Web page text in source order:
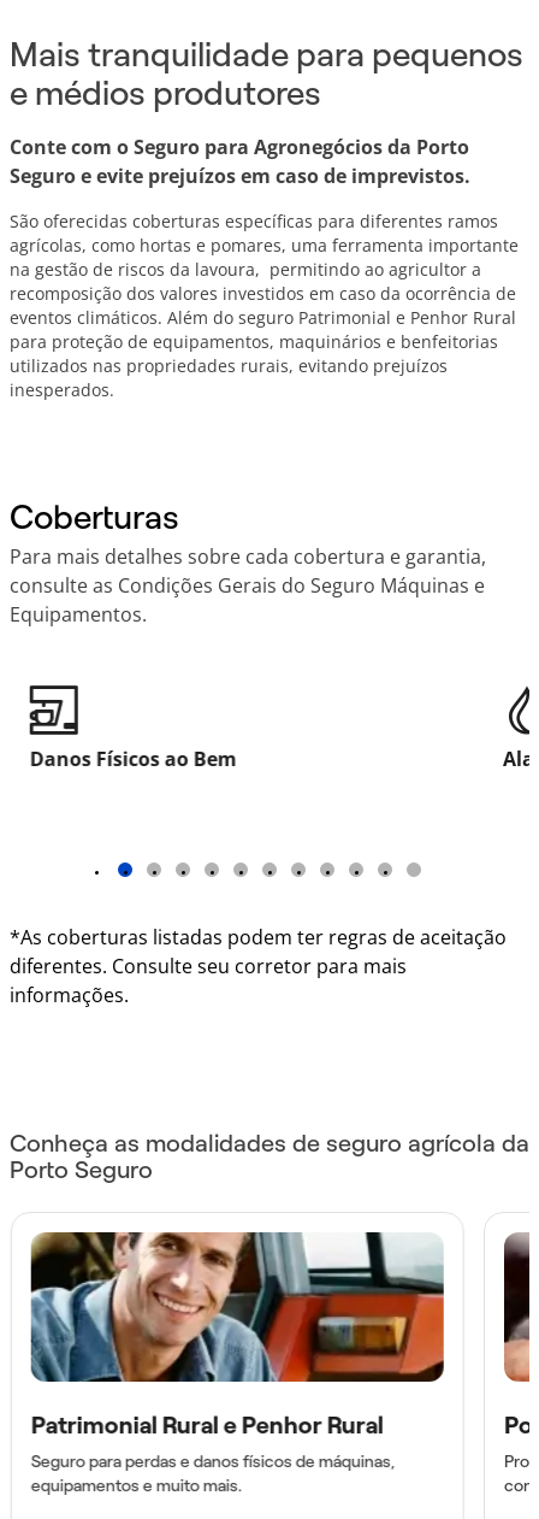
Mais tranquilidade para pequenos
e médios produtores
Conte com o Seguro para Agronegócios da Porto
Seguro e evite prejuízos em caso de imprevistos.
São oferecidas coberturas específicas para diferentes ramos
agrícolas, como hortas e pomares, uma ferramenta importante
na gestão de riscos da lavoura, permitindo ao agricultor a
recomposição dos valores investidos em caso da ocorrência de
eventos climáticos. Além do seguro Patrimonial e Penhor Rural
para proteção de equipamentos, maquinários e benfeitorias
utilizados nas propriedades rurais, evitando prejuízos
inesperados.
Coberturas
Para mais detalhes sobre cada cobertura e garantia,
consulte as Condições Gerais do Seguro Máquinas e
Equipamentos.
Danos Físicos ao Bem
1 2 3 4 5 6 7 8 9 10 11
*As coberturas listadas podem ter regras de aceitação
diferentes. Consulte seu corretor para mais
informações.
Conheça as modalidades de seguro agrícola da
Porto Seguro
Patrimonial Rural e Penhor Rural
Seguro para perdas e danos físicos de máquinas,
equipamentos e muito mais.